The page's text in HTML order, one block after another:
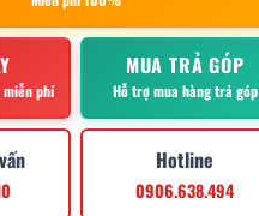
miễn phí
MUA TRẢ GÓP
Hỗ trợ mua hàng trả góp
Hotline
0906.638.494